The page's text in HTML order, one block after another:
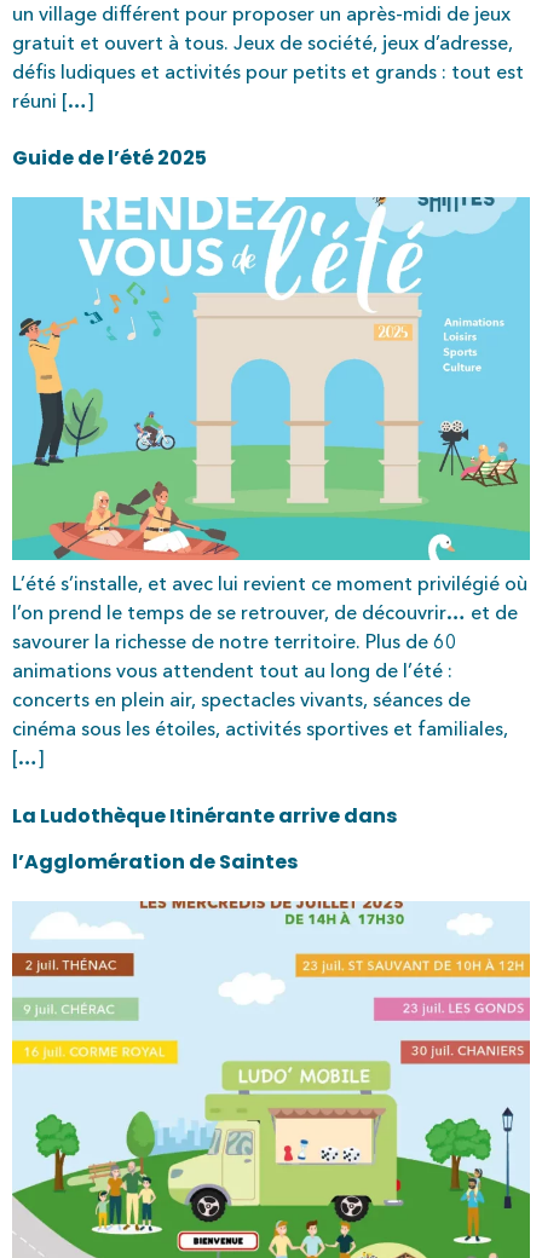
un village différent pour proposer un après-midi de jeux
gratuit et ouvert à tous. Jeux de société, jeux d’adresse,
défis ludiques et activités pour petits et grands : tout est
réuni […]
Guide de l’été 2025
L’été s’installe, et avec lui revient ce moment privilégié où
l’on prend le temps de se retrouver, de découvrir… et de
savourer la richesse de notre territoire. Plus de 60
animations vous attendent tout au long de l’été :
concerts en plein air, spectacles vivants, séances de
cinéma sous les étoiles, activités sportives et familiales,
[…]
La Ludothèque Itinérante arrive dans
l’Agglomération de Saintes